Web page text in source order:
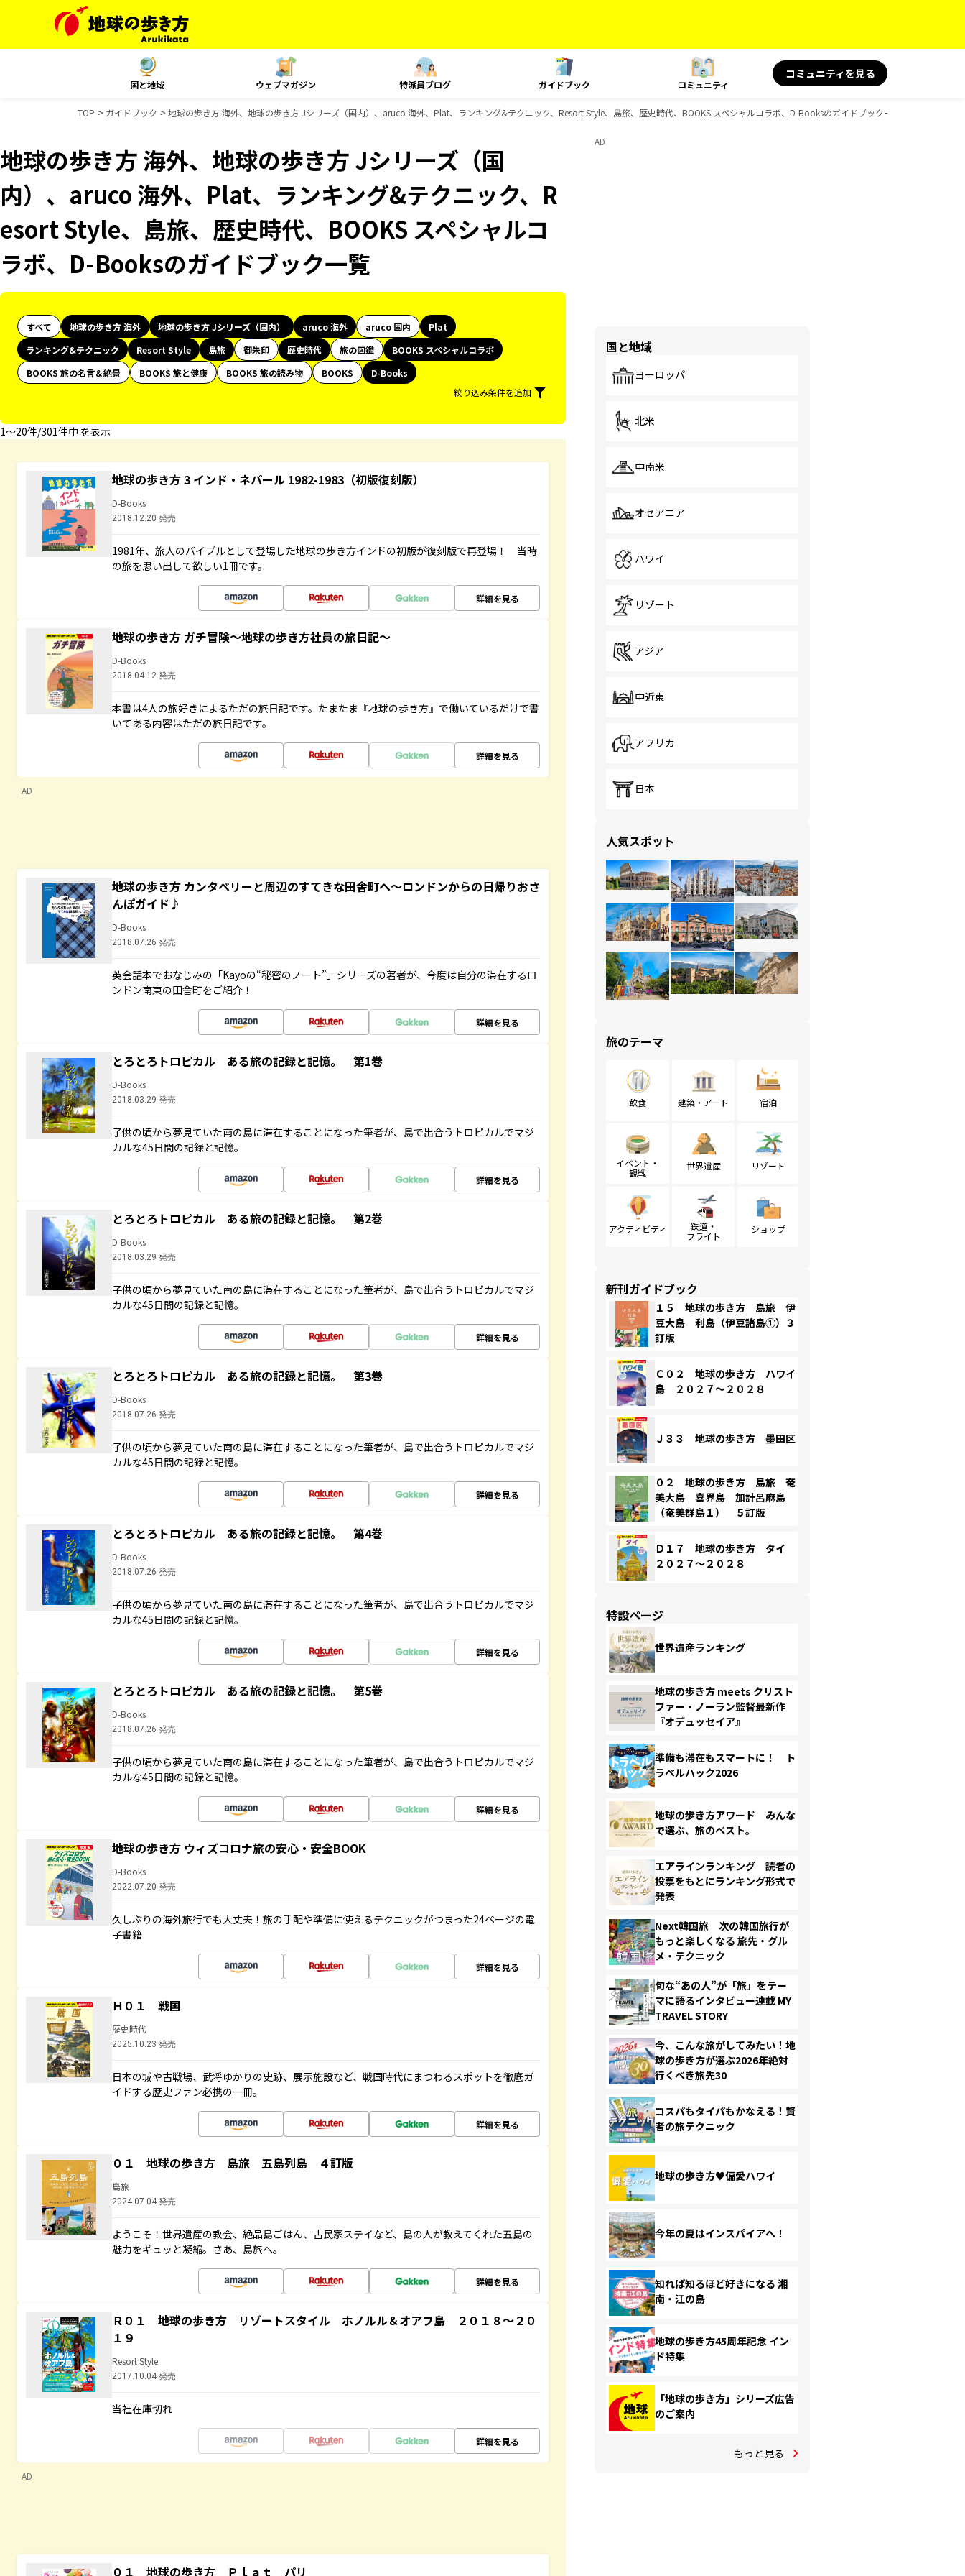
国と地域 ウェブマガジン 特派員ブログ ガイドブック コミュニティ
コミュニティを見る
TOP ガイドブック 地球の歩き方 海外、地球の歩き方 Jシリーズ（国内）、aruco 海外、Plat、ランキング&テクニック、Resort Style、島旅、歴史時代、BOOKS スペシャルコラボ、D-Booksのガイドブック一覧
地球の歩き方 海外、地球の歩き方 Jシリーズ（国
内）、aruco 海外、Plat、ランキング&テクニック、R
esort Style、島旅、歴史時代、BOOKS スペシャルコ
ラボ、D-Booksのガイドブック一覧
すべて 地球の歩き方 海外 地球の歩き方 Jシリーズ（国内） aruco 海外 aruco 国内
Plat
ランキング&テクニック
Resort Style 島旅 御朱印 歴史時代 旅の図鑑
BOOKS スペシャルコラボ
BOOKS 旅の名言＆絶景
BOOKS 旅と健康 BOOKS 旅の読み物 BOOKS
D-Books
絞り込み条件を追加
1〜20件/301件中 を表示
地球の歩き方 3 インド・ネパール 1982-1983（初版復刻版）
D-Books
2018.12.20 発売
1981年、旅人のバイブルとして登場した地球の歩き方インドの初版が復刻版で再登場！ 当時
の旅を思い出して欲しい1冊です。
詳細を見る
地球の歩き方 ガチ冒険～地球の歩き方社員の旅日記～
D-Books
2018.04.12 発売
本書は4人の旅好きによるただの旅日記です。たまたま『地球の歩き方』で働いているだけで書
いてある内容はただの旅日記です。
詳細を見る
AD
地球の歩き方 カンタベリーと周辺のすてきな田舎町へ～ロンドンからの日帰りおさ
んぽガイド♪
D-Books
2018.07.26 発売
英会話本でおなじみの「Kayoの“秘密のノート”」シリーズの著者が、今度は自分の滞在するロ
ンドン南東の田舎町をご紹介！
詳細を見る
とろとろトロピカル ある旅の記録と記憶。 第1巻
D-Books
2018.03.29 発売
子供の頃から夢見ていた南の島に滞在することになった筆者が、島で出合うトロピカルでマジ
カルな45日間の記録と記憶。
詳細を見る
とろとろトロピカル ある旅の記録と記憶。 第2巻
D-Books
2018.03.29 発売
子供の頃から夢見ていた南の島に滞在することになった筆者が、島で出合うトロピカルでマジ
カルな45日間の記録と記憶。
詳細を見る
とろとろトロピカル ある旅の記録と記憶。 第3巻
D-Books
2018.07.26 発売
子供の頃から夢見ていた南の島に滞在することになった筆者が、島で出合うトロピカルでマジ
カルな45日間の記録と記憶。
詳細を見る
とろとろトロピカル ある旅の記録と記憶。 第4巻
D-Books
2018.07.26 発売
子供の頃から夢見ていた南の島に滞在することになった筆者が、島で出合うトロピカルでマジ
カルな45日間の記録と記憶。
詳細を見る
とろとろトロピカル ある旅の記録と記憶。 第5巻
D-Books
2018.07.26 発売
子供の頃から夢見ていた南の島に滞在することになった筆者が、島で出合うトロピカルでマジ
カルな45日間の記録と記憶。
詳細を見る
地球の歩き方 ウィズコロナ旅の安心・安全BOOK
D-Books
2022.07.20 発売
久しぶりの海外旅行でも大丈夫！旅の手配や準備に使えるテクニックがつまった24ページの電
子書籍
詳細を見る
Ｈ０１ 戦国
歴史時代
2025.10.23 発売
日本の城や古戦場、武将ゆかりの史跡、展示施設など、戦国時代にまつわるスポットを徹底ガ
イドする歴史ファン必携の一冊。
詳細を見る
０１ 地球の歩き方 島旅 五島列島 ４訂版
島旅
2024.07.04 発売
ようこそ！世界遺産の教会、絶品島ごはん、古民家ステイなど、島の人が教えてくれた五島の
魅力をギュッと凝縮。さあ、島旅へ。
詳細を見る
Ｒ０１ 地球の歩き方 リゾートスタイル ホノルル＆オアフ島 ２０１８～２０
１９
Resort Style
2017.10.04 発売
当社在庫切れ
詳細を見る
AD
０１ 地球の歩き方 Ｐｌａｔ パリ
AD
国と地域
ヨーロッパ
北米
中南米
オセアニア
ハワイ
リゾート
アジア
中近東
アフリカ
日本
人気スポット
旅のテーマ
飲食 建築・アート 宿泊
イベント・
観戦
世界遺産 リゾート
アクティビティ
鉄道・
フライト
ショップ
新刊ガイドブック
１５ 地球の歩き方 島旅 伊
豆大島 利島（伊豆諸島①）３
訂版
Ｃ０２ 地球の歩き方 ハワイ
島 ２０２７～２０２８
Ｊ３３ 地球の歩き方 墨田区
０２ 地球の歩き方 島旅 奄
美大島 喜界島 加計呂麻島
（奄美群島１） ５訂版
Ｄ１７ 地球の歩き方 タイ
２０２７～２０２８
特設ページ
世界遺産ランキング
地球の歩き方 meets クリスト
ファー・ノーラン監督最新作
『オデュッセイア』
準備も滞在もスマートに！ ト
ラベルハック2026
地球の歩き方アワード みんな
で選ぶ、旅のベスト。
エアラインランキング 読者の
投票をもとにランキング形式で
発表
Next韓国旅 次の韓国旅行が
もっと楽しくなる 旅先・グル
メ・テクニック
旬な“あの人”が「旅」をテー
マに語るインタビュー連載 MY
TRAVEL STORY
今、こんな旅がしてみたい！地
球の歩き方が選ぶ2026年絶対
行くべき旅先30
コスパもタイパもかなえる！賢
者の旅テクニック
地球の歩き方♥偏愛ハワイ
今年の夏はインスパイアへ！
知れば知るほど好きになる 湘
南・江の島
地球の歩き方45周年記念 イン
ド特集
「地球の歩き方」シリーズ広告
のご案内
もっと見る